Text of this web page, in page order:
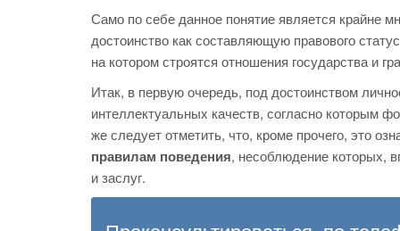
Само по себе данное понятие является крайне
достоинство как составляющую правового
на котором строятся отношения государства и
Итак, в первую очередь, под достоинством
интеллектуальных качеств, согласно которым
же следует отметить, что, кроме прочего, это
правилам поведения, несоблюдение которых,
и заслуг.